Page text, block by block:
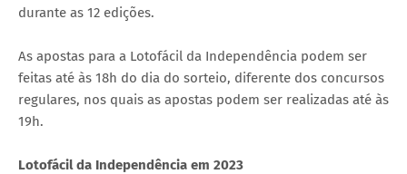
durante as 12 edições.
As apostas para a Lotofácil da Independência podem ser
feitas até às 18h do dia do sorteio, diferente dos concursos
regulares, nos quais as apostas podem ser realizadas até às
19h.
Lotofácil da Independência em 2023